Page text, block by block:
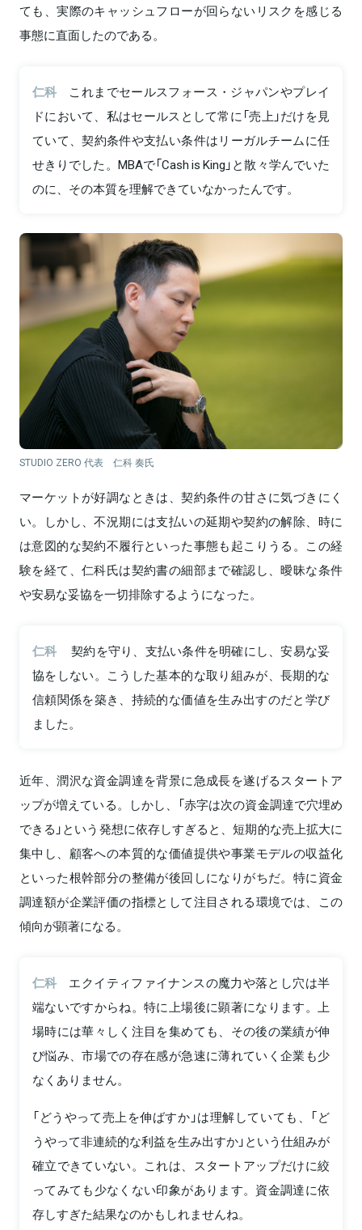
ても、実際のキャッシュフローが回らないリスクを感じる
事態に直面したのである。
仁科
これまでセールスフォース・ジャパンやプレイ
ドにおいて、私はセールスとして常に「売上」だけを見
ていて、契約条件や支払い条件はリーガルチームに任
せきりでした。MBAで「Cash is King」と散々学んでいた
のに、その本質を理解できていなかったんです。
STUDIO ZERO 代表 仁科 奏氏
マーケットが好調なときは、契約条件の甘さに気づきにく
い。しかし、不況期には支払いの延期や契約の解除、時に
は意図的な契約不履行といった事態も起こりうる。この経
験を経て、仁科氏は契約書の細部まで確認し、曖昧な条件
や安易な妥協を一切排除するようになった。
仁科
契約を守り、支払い条件を明確にし、安易な妥
協をしない。こうした基本的な取り組みが、長期的な
信頼関係を築き、持続的な価値を生み出すのだと学び
ました。
近年、潤沢な資金調達を背景に急成長を遂げるスタートア
ップが増えている。しかし、「赤字は次の資金調達で穴埋め
できる」という発想に依存しすぎると、短期的な売上拡大に
集中し、顧客への本質的な価値提供や事業モデルの収益化
といった根幹部分の整備が後回しになりがちだ。特に資金
調達額が企業評価の指標として注目される環境では、この
傾向が顕著になる。
仁科
エクイティファイナンスの魔力や落とし穴は半
端ないですからね。特に上場後に顕著になります。上
場時には華々しく注目を集めても、その後の業績が伸
び悩み、市場での存在感が急速に薄れていく企業も少
なくありません。
「どうやって売上を伸ばすか」は理解していても、「ど
うやって非連続的な利益を生み出すか」という仕組みが
確立できていない。これは、スタートアップだけに絞
ってみても少なくない印象があります。資金調達に依
存しすぎた結果なのかもしれませんね。